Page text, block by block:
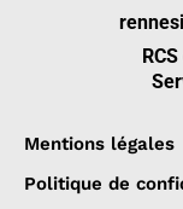
Mentions légales
Politique de